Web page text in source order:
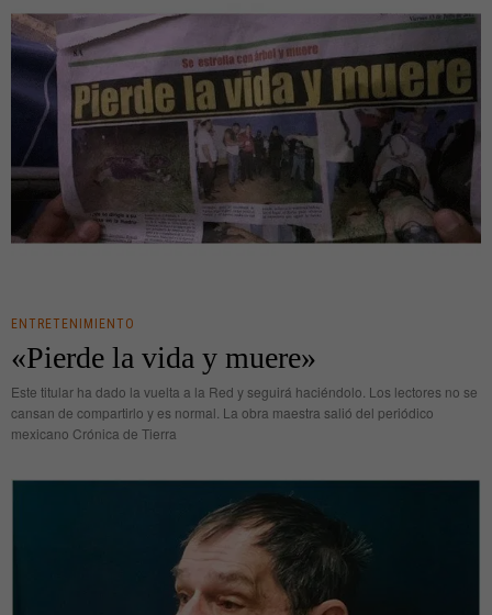
ENTRETENIMIENTO
«Pierde la vida y muere»
Este titular ha dado la vuelta a la Red y seguirá haciéndolo. Los lectores no se
cansan de compartirlo y es normal. La obra maestra salió del periódico
mexicano Crónica de Tierra